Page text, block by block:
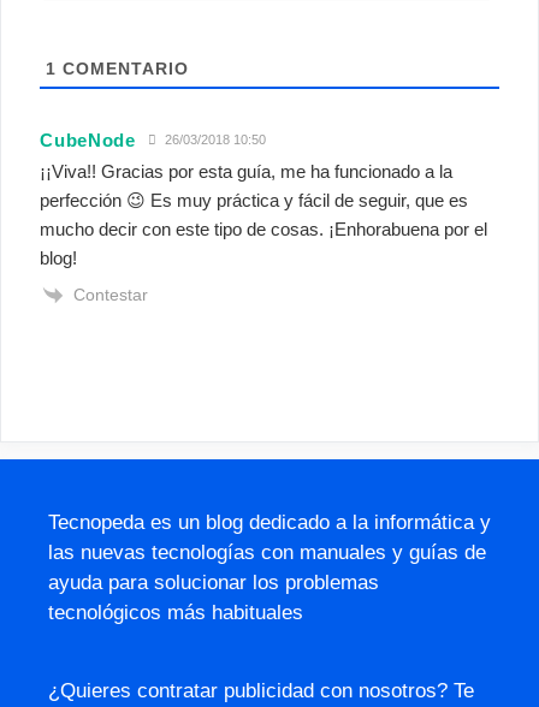
1 COMENTARIO
CubeNode 26/03/2018 10:50
¡¡Viva!! Gracias por esta guía, me ha funcionado a la
perfección 😉 Es muy práctica y fácil de seguir, que es
mucho decir con este tipo de cosas. ¡Enhorabuena por el
blog!
Contestar
Tecnopeda es un blog dedicado a la informática y
las nuevas tecnologías con manuales y guías de
ayuda para solucionar los problemas
tecnológicos más habituales
¿Quieres contratar publicidad con nosotros? Te